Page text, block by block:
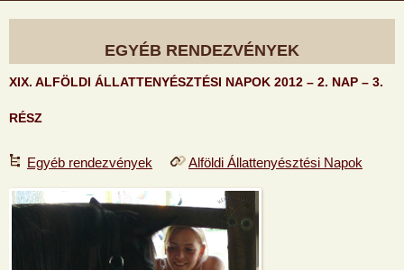
EGYÉB RENDEZVÉNYEK
XIX. ALFÖLDI ÁLLATTENYÉSZTÉSI NAPOK 2012 – 2. NAP – 3.
RÉSZ
Egyéb rendezvények Alföldi Állattenyésztési Napok